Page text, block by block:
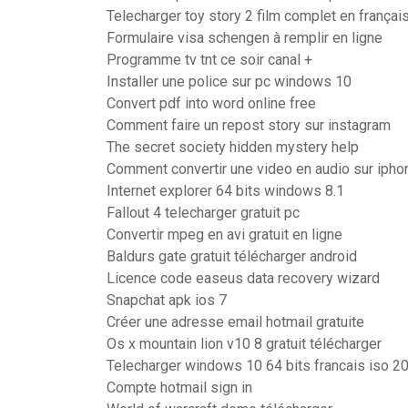
Telecharger toy story 2 film complet en français
Formulaire visa schengen à remplir en ligne
Programme tv tnt ce soir canal +
Installer une police sur pc windows 10
Convert pdf into word online free
Comment faire un repost story sur instagram
The secret society hidden mystery help
Comment convertir une video en audio sur
Internet explorer 64 bits windows 8.1
Fallout 4 telecharger gratuit pc
Convertir mpeg en avi gratuit en ligne
Baldurs gate gratuit télécharger android
Licence code easeus data recovery wizard
Snapchat apk ios 7
Créer une adresse email hotmail gratuite
Os x mountain lion v10 8 gratuit télécharger
Telecharger windows 10 64 bits francais iso
Compte hotmail sign in